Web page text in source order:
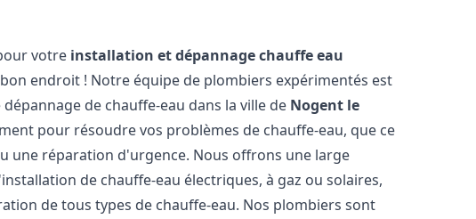
votre installation et dépannage chauffe eau
bon endroit ! Notre équipe de plombiers expérimentés est
de chauffe-eau dans la ville de Nogent le
pour résoudre vos problèmes de chauffe-eau, que ce
une réparation d'urgence. Nous offrons une large
de chauffe-eau électriques, à gaz ou solaires,
de tous types de chauffe-eau. Nos plombiers sont